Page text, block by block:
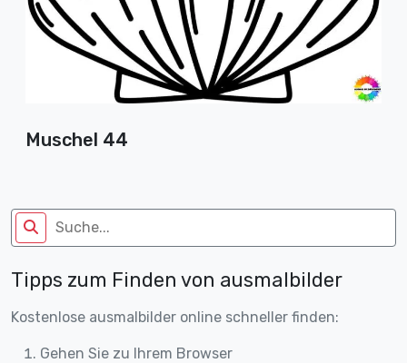
Muschel 44
Tipps zum Finden von ausmalbilder
Kostenlose ausmalbilder online schneller finden:
Gehen Sie zu Ihrem Browser